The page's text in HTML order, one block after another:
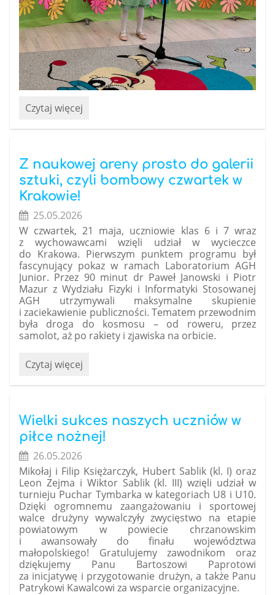
„Wiosenna
:
Czytaj więcej
Z naukowej areny prosto do galerii
sztuki, czyli bombowy czwartek w
Krakowie!
25.05.2026
W czwartek, 21 maja, uczniowie klas 6 i 7 wraz
z wychowawcami wzięli udział w wycieczce
do Krakowa. Pierwszym punktem programu był
fascynujący pokaz w ramach Laboratorium AGH
Junior. Przez 90 minut dr Paweł Janowski i Piotr
Mazur z Wydziału Fizyki i Informatyki Stosowanej
AGH utrzymywali maksymalne skupienie
i zaciekawienie publiczności. Tematem przewodnim
była droga do kosmosu – od roweru, przez
samolot, aż po rakiety i zjawiska na orbicie.
Z
do
galerii
sztuki,
czyli
bombowy
czwartek
w
Krakowie!:
Czytaj więcej
Wielki sukces naszych uczniów w
piłce nożnej!
26.05.2026
Mikołaj i Filip Księżarczyk, Hubert Sablik (kl. I) oraz
Leon Zejma i Wiktor Sablik (kl. III) wzięli udział w
turnieju Puchar Tymbarka w kategoriach U8 i U10.
Dzięki ogromnemu zaangażowaniu i sportowej
walce drużyny wywalczyły zwycięstwo na etapie
powiatowym w powiecie chrzanowskim
i awansowały do finału województwa
małopolskiego! Gratulujemy zawodnikom oraz
dziękujemy Panu Bartoszowi Paprotowi
za inicjatywę i przygotowanie drużyn, a także Panu
Patrykowi Kawalcowi za wsparcie organizacyjne.